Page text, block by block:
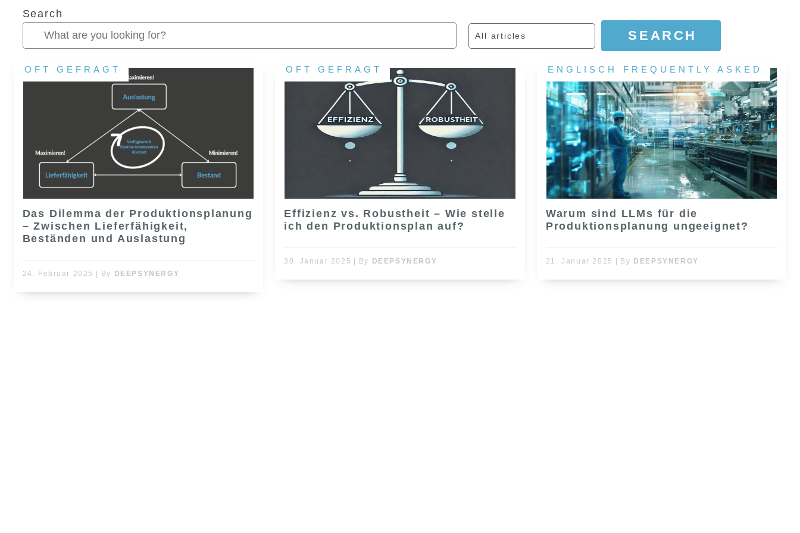
Search
All articles SEARCH
OFT GEFRAGT
Das Dilemma der Produktionsplanung
– Zwischen Lieferfähigkeit,
Beständen und Auslastung
24. Februar 2025 By DEEPSYNERGY
OFT GEFRAGT
Effizienz vs. Robustheit – Wie stelle
ich den Produktionsplan auf?
30. Januar 2025 By DEEPSYNERGY
ENGLISCH FREQUENTLY ASKED
Warum sind LLMs für die
Produktionsplanung ungeeignet?
21. Januar 2025 By DEEPSYNERGY